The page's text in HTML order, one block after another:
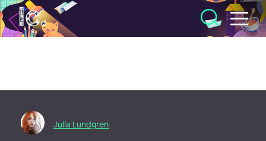
Illustratörcentrum
Julia Lundgren